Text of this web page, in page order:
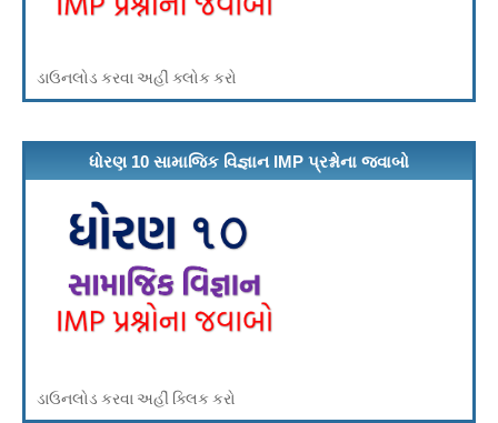
ડાઉનલોડ કરવા અહીં ક્લોક કરો
ધોરણ 10 સામાજિક વિજ્ઞાન IMP પ્રશ્નોના જવાબો
ડાઉનલોડ કરવા અહીં ક્લિક કરો